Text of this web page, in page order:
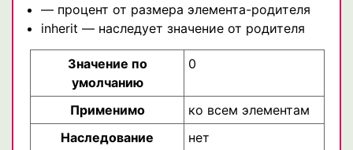
— процент от размера элемента-родителя
inherit — наследует значение от родителя
Значение по
умолчанию
0
Применимо
ко всем элементам
Наследование
нет